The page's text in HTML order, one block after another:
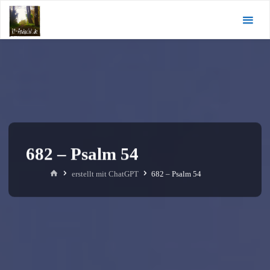
Zum
Inhalt
springen
682 – Psalm 54
Starterstellt mit ChatGPT 682 – Psalm 54